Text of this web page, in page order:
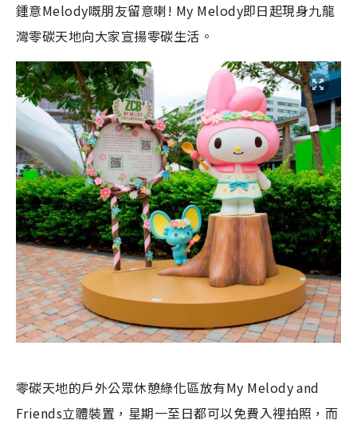
鍾意Melody嘅朋友留意喇! My Melody即日起現身九龍
灣零碳天地向大家宣揚零碳生活。
零碳天地的戶外公眾休憩綠化區放有My Melody and
Friends立體裝置，星期一至日都可以免費入裡拍照，而